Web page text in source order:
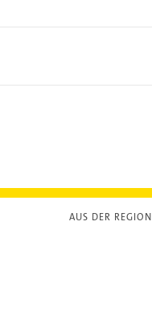
AUS DER REGION